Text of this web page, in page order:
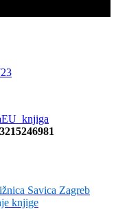
Savica Zagreb
knjige